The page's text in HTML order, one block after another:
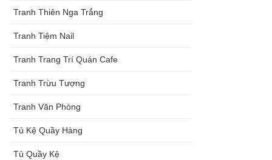
Tranh Thiên Nga Trắng
Tranh Tiệm Nail
Tranh Trang Trí Quán Cafe
Tranh Trừu Tượng
Tranh Văn Phòng
Tủ Kệ Quầy Hàng
Tủ Quầy Kệ